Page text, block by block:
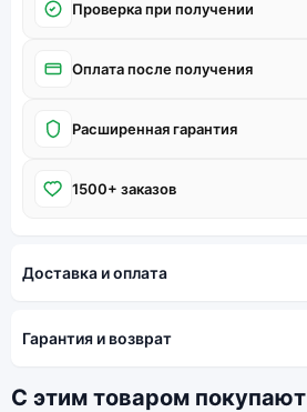
Проверка при получении
Оплата после получения
Расширенная гарантия
1500+ заказов
Доставка и оплата
Гарантия и возврат
С этим товаром покупают